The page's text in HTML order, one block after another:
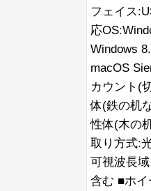
フェイス
応
Windows
macOS
カウント(
体(鉄の机
性体(木の
取り方式:
可視波長
含む ■ホ